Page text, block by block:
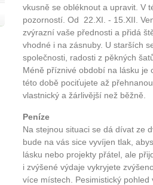
vkusně se obléknout a upravit. V
pozorností. Od 22.XI. - 15.XII.
zvýrazní vaše přednosti a přidá
vhodné i na zásnuby. U starších
společnosti, radosti z pěkných
Méně příznivé období na lásku
této době pociťujete až
vlastnický a žárlivější než běžně.
Peníze
Na stejnou situaci se dá dívat ze
bude na vás sice vyvíjen tlak,
lásku nebo projekty přátel, ale
i zvýšené výdaje vykryjete
více místech. Pesimistický